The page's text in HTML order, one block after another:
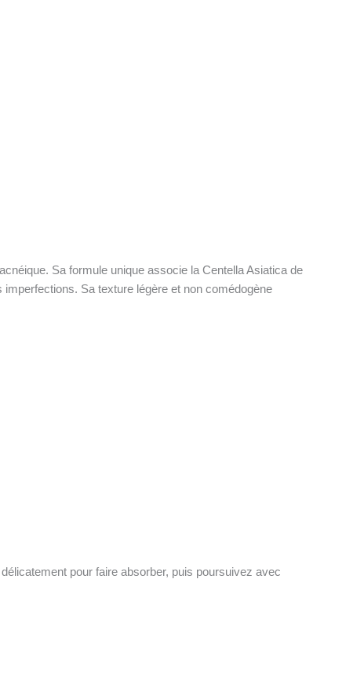
Sa formule unique associe la Centella Asiatica de
imperfections. Sa texture légère et non comédogène
pour faire absorber, puis poursuivez avec